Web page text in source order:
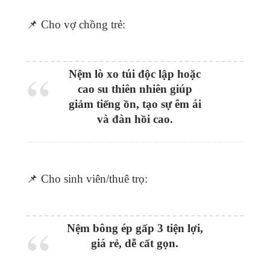
📌 Cho vợ chồng trẻ:
Nệm lò xo túi độc lập hoặc
cao su thiên nhiên giúp
giảm tiếng ồn, tạo sự êm ái
và đàn hồi cao.
📌 Cho sinh viên/thuê trọ:
Nệm bông ép gấp 3 tiện lợi,
giá rẻ, dễ cất gọn.